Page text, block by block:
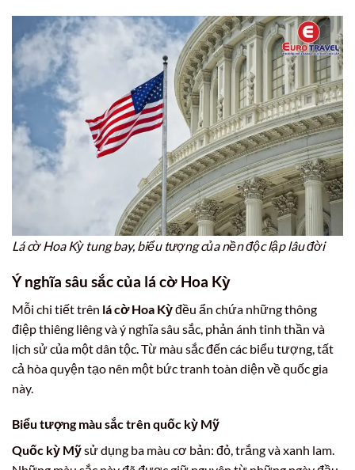
Lá cờ Hoa Kỳ tung bay, biểu tượng của nền độc lập lâu đời
Ý nghĩa sâu sắc của lá cờ Hoa Kỳ
Mỗi chi tiết trên lá cờ Hoa Kỳđều ẩn chứa những thông
điệp thiêng liêng và ý nghĩa sâu sắc, phản ánh tinh thần và
lịch sử của một dân tộc. Từ màu sắc đến các biểu tượng, tất
cả hòa quyện tạo nên một bức tranh toàn diện về quốc gia
này.
Biểu tượng màu sắc trênquốc kỳ Mỹ
Quốc kỳ Mỹsử dụng ba màu cơ bản: đỏ, trắng và xanh lam.